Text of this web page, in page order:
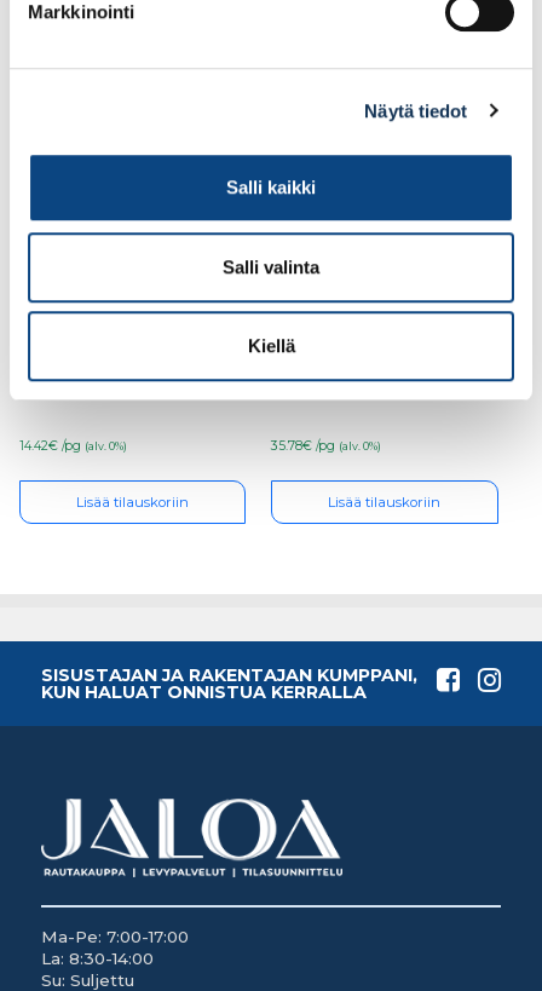
Markkinointi
Näytä tiedot
Salli kaikki
Salli valinta
Kiellä
Lisää tilauskoriin Lisää tilauskoriin
14.42€ /pg (alv. 0%)
Lisää tilauskoriin
TX20x90mm 5kpl/pkt
35.78€ /pg (alv. 0%)
Lisää tilauskoriin
SISUSTAJAN JA RAKENTAJAN KUMPPANI,
KUN HALUAT ONNISTUA KERRALLA
Ma-Pe: 7:00-17:00
La: 8:30-14:00
Su: Suljettu